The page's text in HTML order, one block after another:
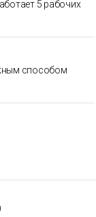
5 рабочих
способом